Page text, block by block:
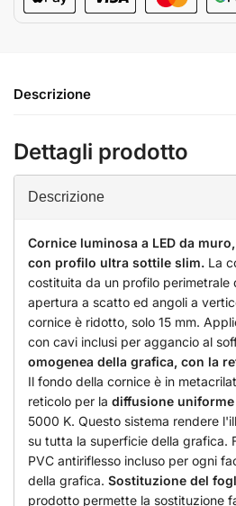
Descrizione
Dettagli prodotto
Descrizione
Cornice luminosa a LED da
con profilo ultra sottile slim. La
costituita da un profilo perimetrale
apertura a scatto ed angoli a
cornice è ridotto, solo 15 mm.
con cavi inclusi per aggancio al
omogenea della grafica, con la
Il fondo della cornice è in
reticolo per la diffusione
5000 K. Questo sistema rendere
su tutta la superficie della grafica.
PVC antiriflesso incluso per ogni
della grafica. Sostituzione del
prodotto permette la sostituzione